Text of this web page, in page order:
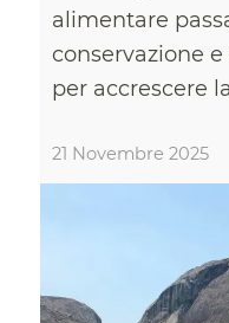
alimentare
conservazione
per accrescere
21 Novembre 2025